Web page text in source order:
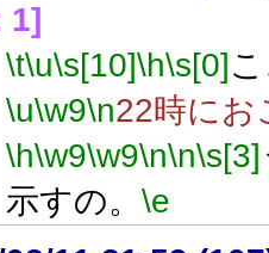
1]
\t\u\s[10]\h\s[0]
\u\w9\n22時にお
\h\w9\w9\n\n\s[3]
示すの。 \e